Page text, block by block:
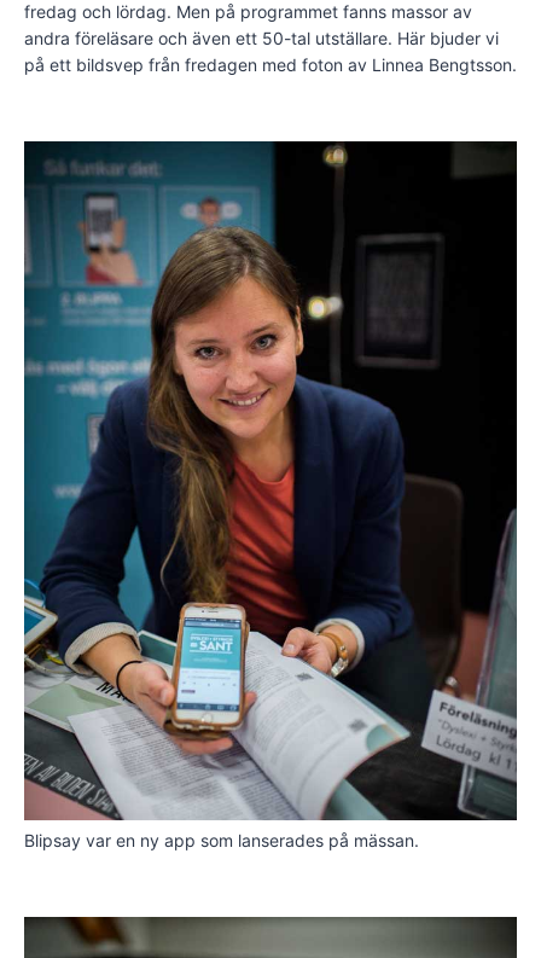
fredag och lördag. Men på programmet fanns massor av
andra föreläsare och även ett 50-tal utställare. Här bjuder vi
på ett bildsvep från fredagen med foton av Linnea Bengtsson.
Blipsay var en ny app som lanserades på mässan.